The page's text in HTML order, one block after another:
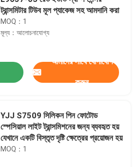
ট্রান্সমিটার টিউব মূল প্যাকেজ সহ আমদানি করা
MOQ：1
মূল্য：আলোচনাযোগ্য
আমাদের সাথে যোগাযোগ
করুন
YJJ S7509 সিলিকন পিন ফোটোড
স্পেসিয়াল লাইট ট্রান্সমিশনের জন্য ব্যবহৃত হয়
যেখানে একটি বিস্তৃত দৃষ্টি ক্ষেত্রের প্রয়োজন হয়
MOQ：1